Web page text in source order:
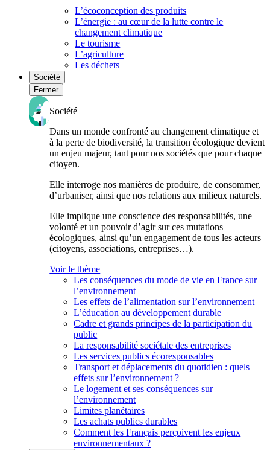
L’écoconception des produits
L’énergie : au cœur de la lutte contre le
changement climatique
Le tourisme
L’agriculture
Les déchets
Société
Fermer
Société
Dans un monde confronté au changement climatique et
à la perte de biodiversité, la transition écologique devient
un enjeu majeur, tant pour nos sociétés que pour chaque
citoyen.
Elle interroge nos manières de produire, de consommer,
d’urbaniser, ainsi que nos relations aux milieux naturels.
Elle implique une conscience des responsabilités, une
volonté et un pouvoir d’agir sur ces mutations
écologiques, ainsi qu’un engagement de tous les acteurs
(citoyens, associations, entreprises…).
Voir le thème
Les conséquences du mode de vie en France sur
l’environnement
Les effets de l’alimentation sur l’environnement
L’éducation au développement durable
Cadre et grands principes de la participation du
public
La responsabilité sociétale des entreprises
Les services publics écoresponsables
Transport et déplacements du quotidien : quels
effets sur l’environnement ?
Le logement et ses conséquences sur
l’environnement
Limites planétaires
Les achats publics durables
Comment les Français perçoivent les enjeux
environnementaux ?